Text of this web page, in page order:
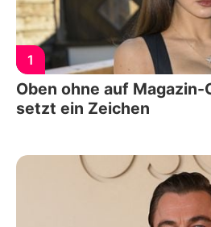
1
Oben ohne auf Magazin-
setzt ein Zeichen